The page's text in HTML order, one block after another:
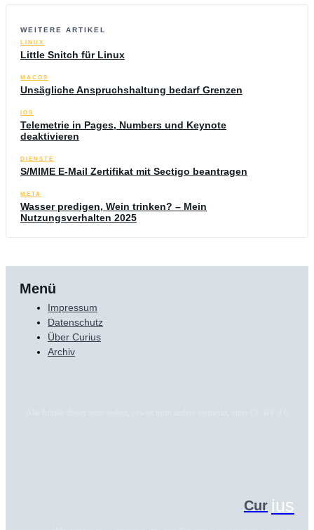
WEITERE ARTIKEL
LINUX
Little Snitch für Linux
MACOS
Unsägliche Anspruchshaltung bedarf Grenzen
IOS
Telemetrie in Pages, Numbers und Keynote
deaktivieren
DIENSTE
S/MIME E-Mail Zertifikat mit Sectigo beantragen
META
Wasser predigen, Wein trinken? – Mein
Nutzungsverhalten 2025
Menü
Impressum
Datenschutz
Über Curius
Archiv
Cur ius